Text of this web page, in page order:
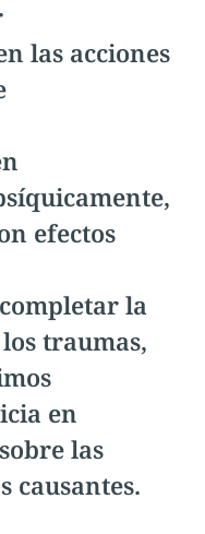
las acciones
efectos
la
traumas,
en
las
causantes.